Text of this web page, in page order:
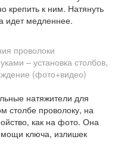
крепить к ним. Натянуть
идет медленнее.
проволоки
натяжители для
столбе проволоку, на
как на фото. Она
ключа, излишек